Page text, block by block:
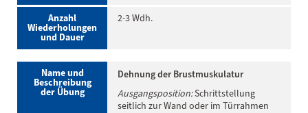
Anzahl
Wiederholungen
und Dauer
2-3 Wdh.
Name und
Beschreibung
der Übung
Dehnung der Brustmuskulatur
Ausgangsposition:Schrittstellung
seitlich zur Wand oder im Türrahmen